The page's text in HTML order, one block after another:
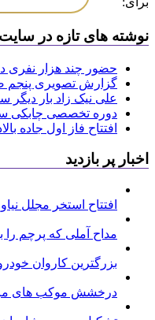
نوشته های تازه در سایت
حضور چند هزار نفری
گزارش تصویری پنجم
علی نیک زاد بار دیگر
دوره تخصصی چابکی
افتتاح فاز اول جاده
اخبار پر بازدید
افتتاح استخر مجلل
مداح آملی که پرچم را
بزرگترین کاروان
درخشش موکب های